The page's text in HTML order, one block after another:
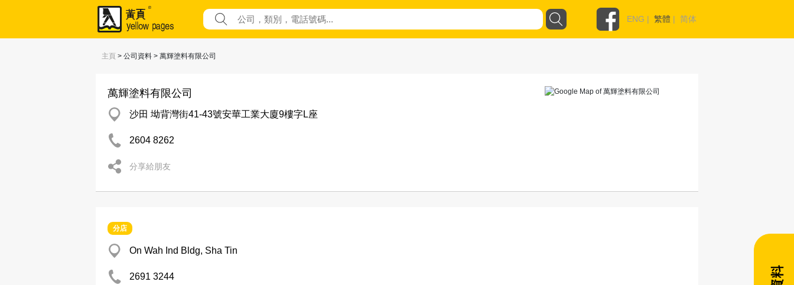
ENG | 繁體 | 简体
主頁 > 公司資料 > 萬輝塗料有限公司
萬輝塗料有限公司
沙田 坳背灣街41-43號安華工業大廈9樓字L座
2604 8262
分享給朋友
分店
On Wah Ind Bldg, Sha Tin
2691 3244